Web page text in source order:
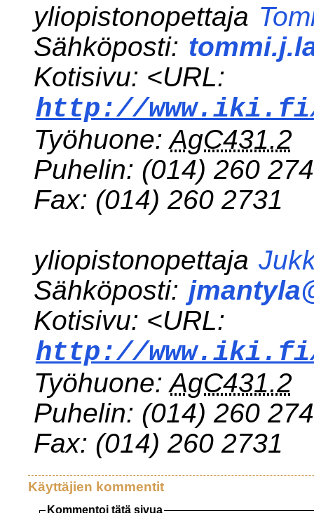
yliopistonopettaja
Sähköposti:
Kotisivu: <URL:
http://
Työhuone:AgC431.2
Puhelin: (014) 260
Fax: (014) 260 2731
yliopistonopettaja
Sähköposti:
Kotisivu: <URL:
http://
Työhuone:AgC431.2
Puhelin: (014) 260
Fax: (014) 260 2731
Käyttäjien kommentit
Kommentoi tätä sivua